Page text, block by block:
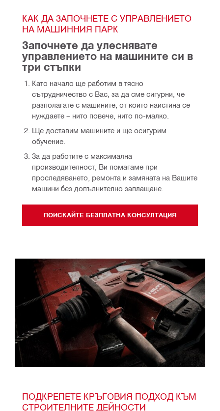
КАК ДА ЗАПОЧНЕТЕ С УПРАВЛЕНИЕТО
НА МАШИННИЯ ПАРК
Започнете да улеснявате
управлението на машините си в
три стъпки
Като начало ще работим в тясно
сътрудничество с Вас, за да сме сигурни, че
разполагате с машините, от които наистина се
нуждаете – нито повече, нито по-малко.
Ще доставим машините и ще осигурим
обучение.
За да работите с максимална
производителност, Ви помагаме при
проследяването, ремонта и замяната на Вашите
машини без допълнително заплащане.
ПОИСКАЙТЕ БЕЗПЛАТНА КОНСУЛТАЦИЯ
ПОДКРЕПЕТЕ КРЪГОВИЯ ПОДХОД КЪМ
СТРОИТЕЛНИТЕ ДЕЙНОСТИ